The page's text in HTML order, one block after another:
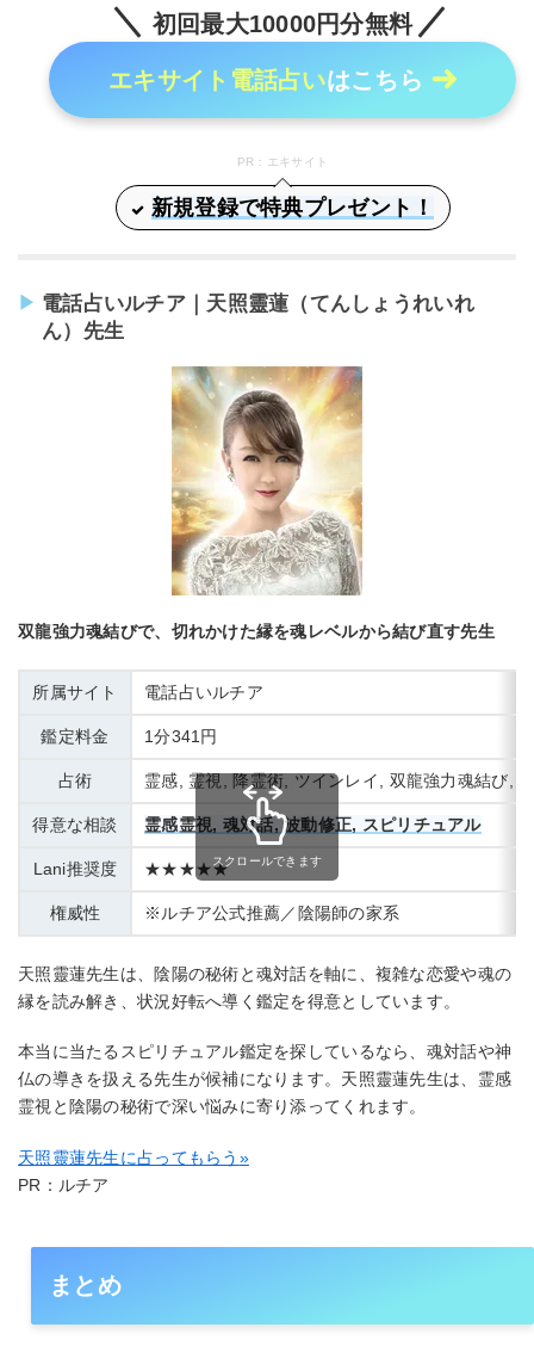
初回最大10000円分無料
エキサイト電話占いはこちら
PR：エキサイト
新規登録で特典プレゼント！
電話占いルチア｜天照靈蓮（てんしょうれいれ
ん）先生
双龍強力魂結びで、切れかけた縁を魂レベルから結び直す先生
所属サイト 電話占いルチア
鑑定料金 1分341円
占術 霊感, 霊視, 降霊術, ツインレイ, 双龍強力魂結び,
得意な相談 霊感霊視, 魂対話, 波動修正, スピリチュアル
Lani推奨度 ★★★★★
権威性 ※ルチア公式推薦／陰陽師の家系
スクロールできます
天照靈蓮先生は、陰陽の秘術と魂対話を軸に、複雑な恋愛や魂の
縁を読み解き、状況好転へ導く鑑定を得意としています。
本当に当たるスピリチュアル鑑定を探しているなら、魂対話や神
仏の導きを扱える先生が候補になります。天照靈蓮先生は、霊感
霊視と陰陽の秘術で深い悩みに寄り添ってくれます。
天照靈蓮先生に占ってもらう »
PR：ルチア
まとめ